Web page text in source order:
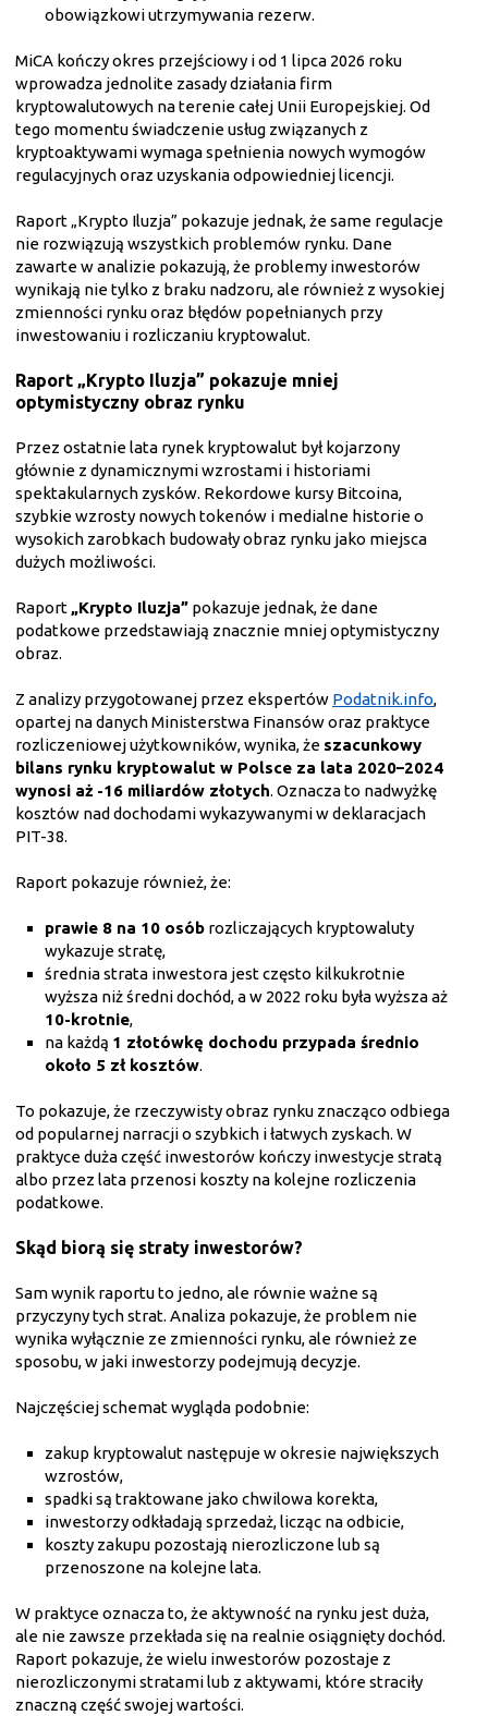
obowiązkowi utrzymywania rezerw.
MiCA kończy okres przejściowy i od 1 lipca 2026 roku
wprowadza jednolite zasady działania firm
kryptowalutowych na terenie całej Unii Europejskiej. Od
tego momentu świadczenie usług związanych z
kryptoaktywami wymaga spełnienia nowych wymogów
regulacyjnych oraz uzyskania odpowiedniej licencji.
Raport „Krypto Iluzja” pokazuje jednak, że same regulacje
nie rozwiązują wszystkich problemów rynku. Dane
zawarte w analizie pokazują, że problemy inwestorów
wynikają nie tylko z braku nadzoru, ale również z wysokiej
zmienności rynku oraz błędów popełnianych przy
inwestowaniu i rozliczaniu kryptowalut.
Raport „Krypto Iluzja” pokazuje mniej
optymistyczny obraz rynku
Przez ostatnie lata rynek kryptowalut był kojarzony
głównie z dynamicznymi wzrostami i historiami
spektakularnych zysków. Rekordowe kursy Bitcoina,
szybkie wzrosty nowych tokenów i medialne historie o
wysokich zarobkach budowały obraz rynku jako miejsca
dużych możliwości.
Raport „Krypto Iluzja” pokazuje jednak, że dane
podatkowe przedstawiają znacznie mniej optymistyczny
obraz.
Z analizy przygotowanej przez ekspertów Podatnik.info,
opartej na danych Ministerstwa Finansów oraz praktyce
rozliczeniowej użytkowników, wynika, że szacunkowy
bilans rynku kryptowalut w Polsce za lata 2020–2024
wynosi aż -16 miliardów złotych. Oznacza to nadwyżkę
kosztów nad dochodami wykazywanymi w deklaracjach
PIT-38.
Raport pokazuje również, że:
prawie 8 na 10 osób rozliczających kryptowaluty
wykazuje stratę,
średnia strata inwestora jest często kilkukrotnie
wyższa niż średni dochód, a w 2022 roku była wyższa aż
10-krotnie,
na każdą 1 złotówkę dochodu przypada średnio
około 5 zł kosztów.
To pokazuje, że rzeczywisty obraz rynku znacząco odbiega
od popularnej narracji o szybkich i łatwych zyskach. W
praktyce duża część inwestorów kończy inwestycje stratą
albo przez lata przenosi koszty na kolejne rozliczenia
podatkowe.
Skąd biorą się straty inwestorów?
Sam wynik raportu to jedno, ale równie ważne są
przyczyny tych strat. Analiza pokazuje, że problem nie
wynika wyłącznie ze zmienności rynku, ale również ze
sposobu, w jaki inwestorzy podejmują decyzje.
Najczęściej schemat wygląda podobnie:
zakup kryptowalut następuje w okresie największych
wzrostów,
spadki są traktowane jako chwilowa korekta,
inwestorzy odkładają sprzedaż, licząc na odbicie,
koszty zakupu pozostają nierozliczone lub są
przenoszone na kolejne lata.
W praktyce oznacza to, że aktywność na rynku jest duża,
ale nie zawsze przekłada się na realnie osiągnięty dochód.
Raport pokazuje, że wielu inwestorów pozostaje z
nierozliczonymi stratami lub z aktywami, które straciły
znaczną część swojej wartości.